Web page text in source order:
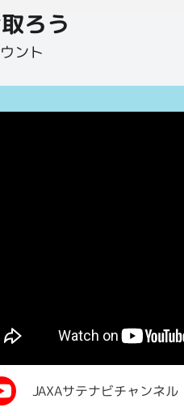
ろう
ント
JAXAサテナビチャンネル